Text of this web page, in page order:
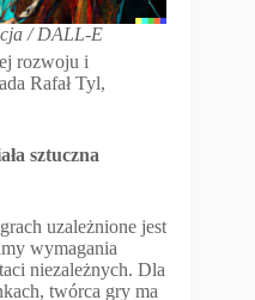
/ DALL-E
rozwoju i
Rafał Tyl,
sztuczna
uzależnione jest
wymagania
niezależnych. Dla
twórca gry ma